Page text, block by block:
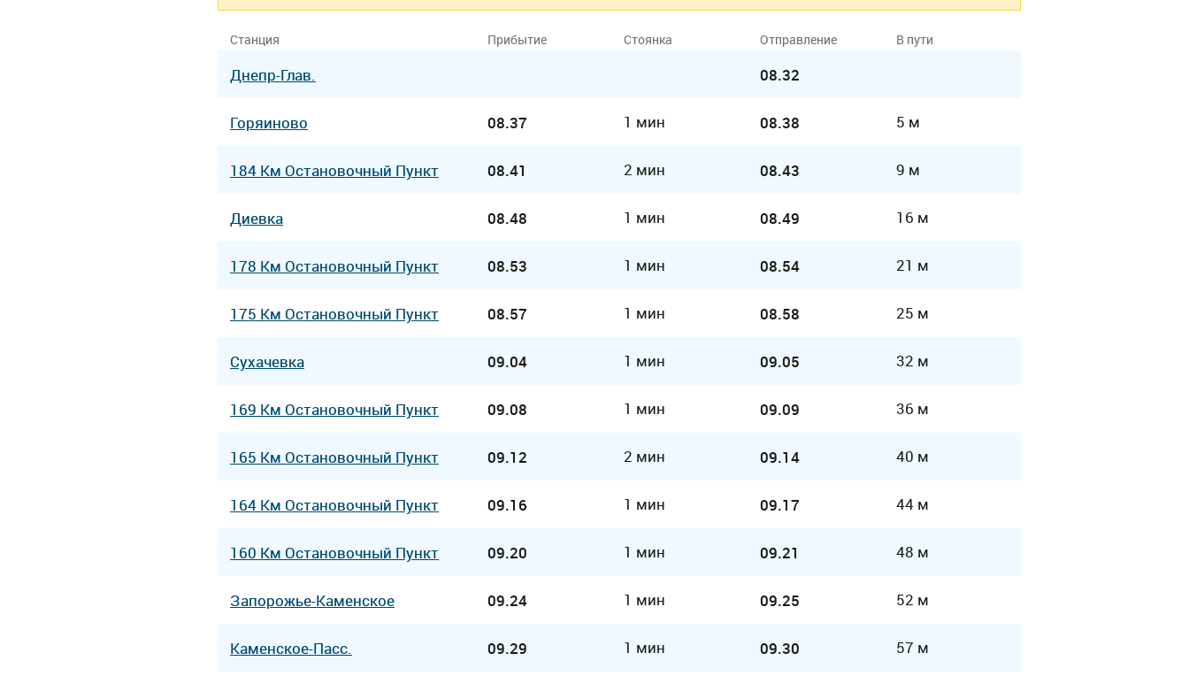
Станция Прибытие Стоянка Отправление В пути
Днепр-Глав. 08.32
Горяиново 08.37 1 мин 08.38 5 м
184 Км Остановочный Пункт 08.41 2 мин 08.43 9 м
Диевка 08.48 1 мин 08.49 16 м
178 Км Остановочный Пункт 08.53 1 мин 08.54 21 м
175 Км Остановочный Пункт 08.57 1 мин 08.58 25 м
Сухачевка 09.04 1 мин 09.05 32 м
169 Км Остановочный Пункт 09.08 1 мин 09.09 36 м
165 Км Остановочный Пункт 09.12 2 мин 09.14 40 м
164 Км Остановочный Пункт 09.16 1 мин 09.17 44 м
160 Км Остановочный Пункт 09.20 1 мин 09.21 48 м
Запорожье-Каменское 09.24 1 мин 09.25 52 м
Каменское-Пасс. 09.29 1 мин 09.30 57 м